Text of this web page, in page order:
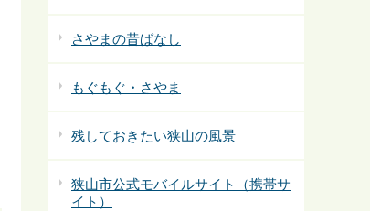
さやまの昔ばなし
もぐもぐ・さやま
残しておきたい狭山の風景
狭山市公式モバイルサイト（携帯サ
イト）